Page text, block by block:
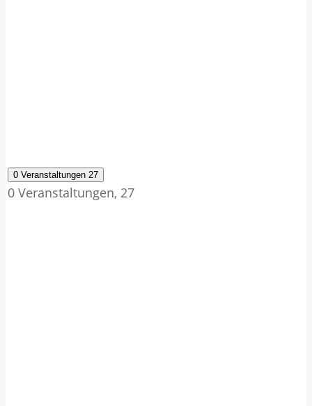
0 Veranstaltungen 27
0 Veranstaltungen, 27